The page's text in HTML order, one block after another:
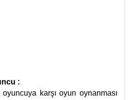
:
karşı oyun oynanması